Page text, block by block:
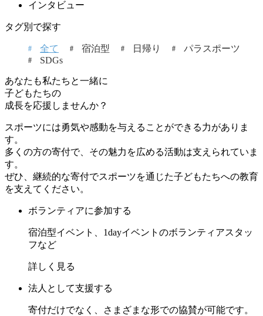
インタビュー
タグ別で探す
全て 宿泊型 日帰り
パラスポーツ
SDGs
あなたも私たちと一緒に
子どもたちの
成長を応援しませんか？
スポーツには勇気や感動を与えることができる力がありま
す。
多くの方の寄付で、その魅力を広める活動は支えられていま
す。
ぜひ、継続的な寄付でスポーツを通じた子どもたちへの教育
を支えてください。
ボランティアに参加する
宿泊型イベント、1dayイベントのボランティアスタッ
フなど
詳しく見る
法人として支援する
寄付だけでなく、さまざまな形での協賛が可能です。